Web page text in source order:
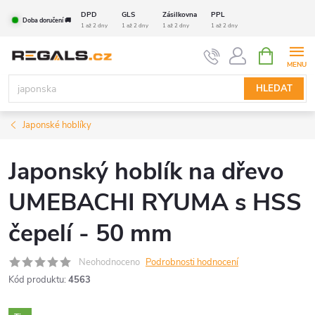
Doba doručení 🚚
DPD GLS Zásilkovna PPL
1 až 2 dny 1 až 2 dny 1 až 2 dny 1 až 2 dny
HLEDAT
NÁKUPNÍ
KOŠÍK
Japonské hoblíky
Japonský hoblík na dřevo
UMEBACHI RYUMA s HSS
čepelí - 50 mm
Neohodnoceno Podrobnosti hodnocení
Kód produktu: 4563